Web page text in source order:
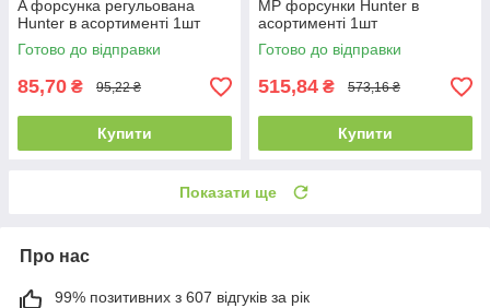
A форсунка регульована
Hunter в асортименті 1шт
Готово до відправки
85,70 ₴ 95,22 ₴
Купити
MP форсунки Hunter в
асортименті 1шт
Готово до відправки
515,84 ₴ 573,16 ₴
Купити
Показати ще
Про нас
99% позитивних з 607 відгуків за рік